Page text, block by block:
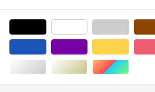
シルバー/銀色系ゴールド/金色系マルチ